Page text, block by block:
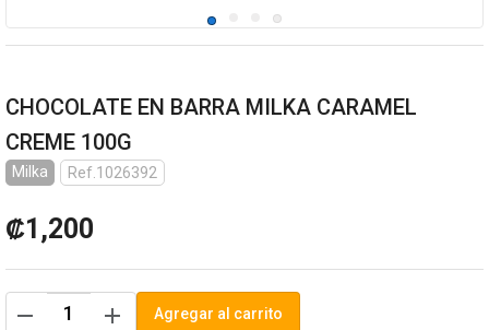
CHOCOLATE EN BARRA MILKA CARAMEL
CREME 100G
Milka Ref.1026392
₡1,200
remove add Agregar al carrito